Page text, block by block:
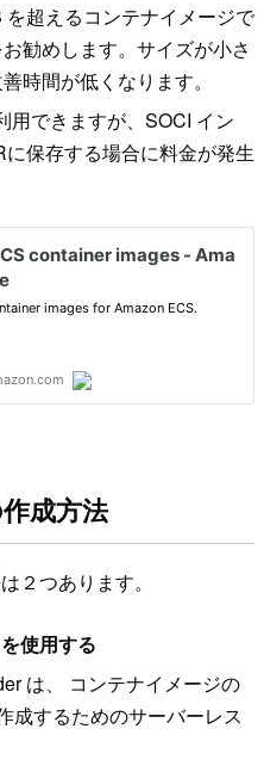
超えるコンテナイメージで
勧めします。サイズが小さ
時間が低くなります。
用できますが、SOCI イン
保存する場合に料金が発生
成方法
２つあります。
使用する
は、 コンテナイメージの
成するためのサーバーレス